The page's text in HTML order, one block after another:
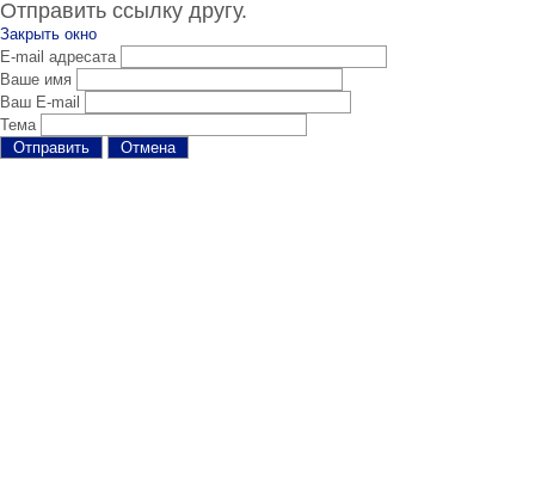
Отправить ссылку другу.
Закрыть окно
E-mail адресата
Ваше имя
Ваш E-mail
Тема
Отправить
Отмена